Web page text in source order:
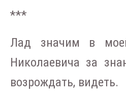
***
Лад значим в
Николаевича за
возрождать, видеть.